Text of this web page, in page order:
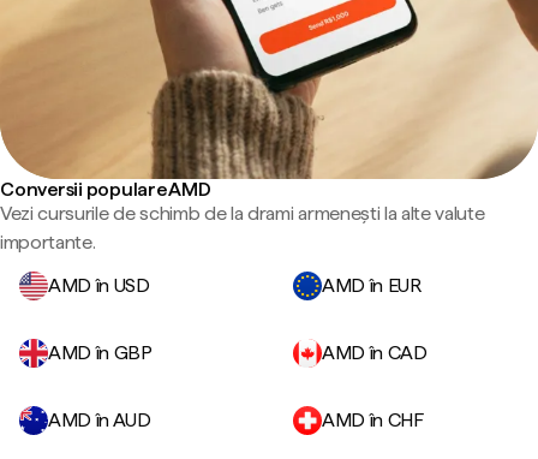
Conversii populare AMD
Vezi cursurile de schimb de la drami armenești la alte valute
importante.
AMD în USD
AMD în EUR
AMD în GBP AMD în CAD
AMD în AUD AMD în CHF